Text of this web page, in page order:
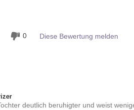
0 Diese Bewertung melden
deutlich beruhigter und weist